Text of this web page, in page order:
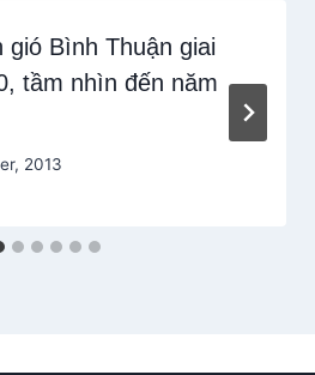
gió Bình Thuận giai
tầm nhìn đến năm
2013